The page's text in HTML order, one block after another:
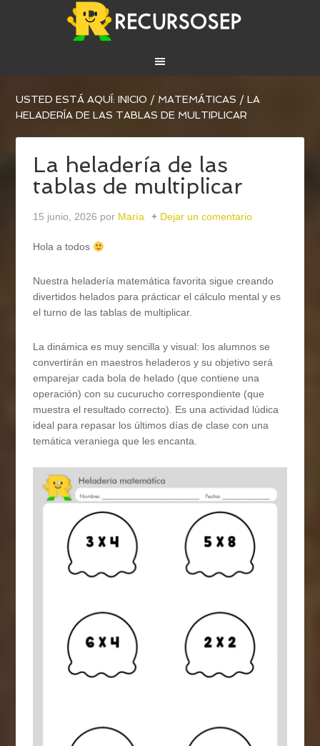
USTED ESTÁ AQUÍ:INICIO / MATEMÁTICAS / LA
HELADERÍA DE LAS TABLAS DE MULTIPLICAR
La heladería de las
tablas de multiplicar
15 junio, 2026 por María Dejar un comentario
Hola a todos
Nuestra heladería matemática favorita sigue creando
divertidos helados para prácticar el cálculo mental y es
el turno de las tablas de multiplicar.
La dinámica es muy sencilla y visual: los alumnos se
convertirán en maestros heladeros y su objetivo será
emparejar cada bola de helado (que contiene una
operación) con su cucurucho correspondiente (que
muestra el resultado correcto). Es una actividad lúdica
ideal para repasar los últimos días de clase con una
temática veraniega que les encanta.